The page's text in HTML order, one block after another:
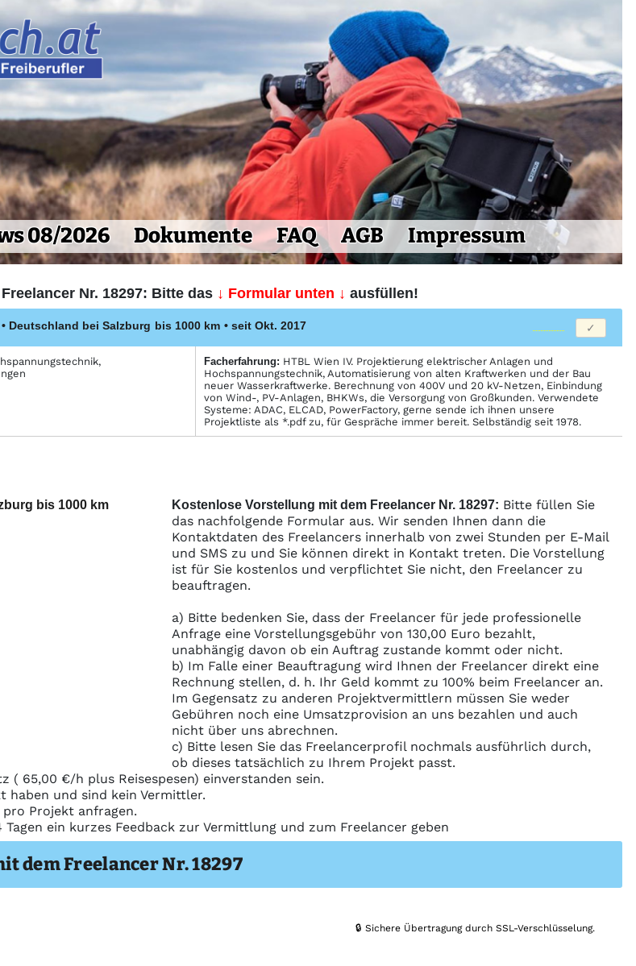
08/2026 Dokumente FAQ AGB Impressum
Nr. 18297: Bitte das ↓ Formular unten ↓ ausfüllen!
• Deutschland bei Salzburg bis 1000 km • seit Okt. 2017
Facher­fahrung: HTBL Wien IV. Projektierung elektrischer Anlagen und
Hochspannungstechnik, Automatisierung von alten Kraftwerken und der Bau
neuer Wasserkraftwerke. Berechnung von 400V und 20 kV-Netzen, Einbindung
von Wind-, PV-Anlagen, BHKWs, die Versorgung von Großkunden. Verwendete
Systeme: ADAC, ELCAD, PowerFactory, gerne sende ich ihnen unsere
Projektliste als *.pdf zu, für Gespräche immer bereit. Selbständig seit 1978.
bis 1000 km Kostenlose Vorstellung mit dem Freelancer Nr. 18297: Bitte füllen Sie
das nachfolgende Formular aus. Wir senden Ihnen dann die
Kontaktdaten des Freelancers innerhalb von zwei Stunden per E-Mail
und SMS zu und Sie können direkt in Kontakt treten. Die Vorstellung
ist für Sie kostenlos und verpflichtet Sie nicht, den Freelancer zu
beauftragen.
a) Bitte bedenken Sie, dass der Freelancer für jede professionelle
Anfrage eine Vorstellungsgebühr von 130,00 Euro bezahlt,
unabhängig davon ob ein Auftrag zustande kommt oder nicht.
b) Im Falle einer Beauftragung wird Ihnen der Freelancer direkt eine
Rechnung stellen, d. h. Ihr Geld kommt zu 100% beim Freelancer an.
Im Gegensatz zu anderen Projektvermittlern müssen Sie weder
Gebühren noch eine Umsatzprovision an uns bezahlen und auch
nicht über uns abrechnen.
c) Bitte lesen Sie das Freelancerprofil nochmals ausführlich durch,
ob dieses tatsächlich zu Ihrem Projekt passt.
( 65,00 €/h plus Reisespesen) einverstanden sein.
haben und sind kein Vermittler.
Projekt anfragen.
Tagen ein kurzes Feedback zur Vermittlung und zum Freelancer geben
dem Freelancer Nr. 18297
🔒 Sichere Übertragung durch SSL-Verschlüsselung.